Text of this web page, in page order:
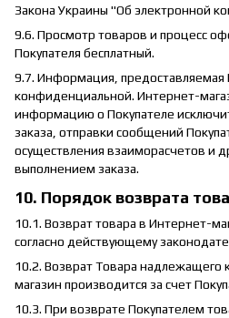
Закона Украины "Об электронной
9.6. Просмотр товаров и процесс
Покупателя бесплатный.
9.7. Информация, предоставляемая
конфиденциальной. Интернет-
информацию о Покупателе
заказа, отправки сообщений
осуществления взаиморасчетов и
выполнением заказа.
10. Порядок возврата
10.1. Возврат товара в Интернет-
согласно действующему
10.2. Возврат Товара надлежащего
магазин производится за счет
10.3. При возврате Покупателем